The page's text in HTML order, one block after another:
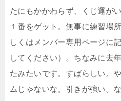
たにもかかわらず、くじ運が
１番をゲット。無事に練習場
しくはメンバー専用ページに
してください）。ちなみに去
たみたいです。すばらしい。
ムじゃないな。引きが強い。